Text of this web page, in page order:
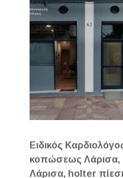
Ειδικός
κοπώσεως Λάρισα,
Λάρισα, holter